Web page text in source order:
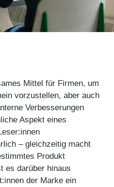
Mittel für Firmen, um
vorzustellen, aber auch
Verbesserungen
Aspekt eines
– gleichzeitig macht
Produkt
es darüber hinaus
der Marke ein